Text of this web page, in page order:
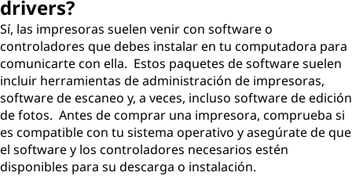
drivers?
Sí, las impresoras suelen venir con software o
controladores que debes instalar en tu computadora para
comunicarte con ella. Estos paquetes de software suelen
incluir herramientas de administración de impresoras,
software de escaneo y, a veces, incluso software de edición
de fotos. Antes de comprar una impresora, comprueba si
es compatible con tu sistema operativo y asegúrate de que
el software y los controladores necesarios estén
disponibles para su descarga o instalación.